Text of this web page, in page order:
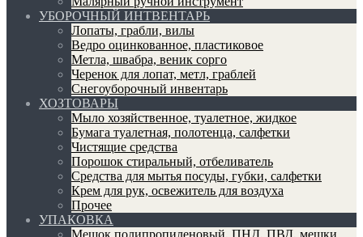
УБОРОЧНЫЙ ИНТВЕНТАРЬ
Лопаты, грабли, вилы
Ведро оцинкованное, пластиковое
Метла, швабра, веник сорго
Черенок для лопат, метл, граблей
Снегоуборочный инвентарь
ХОЗТОВАРЫ
Мыло хозяйственное, туалетное, жидкое
Бумага туалетная, полотенца, салфетки
Чистящие средства
Порошок стиральный, отбеливатель
Средства для мытья посуды, губки, салфетки
Крем для рук, освежитель для воздуха
Прочее
УПАКОВКА
Мешок полипропиленовый, ПНД, ПВД, мешки